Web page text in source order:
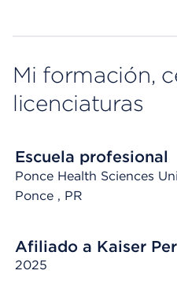
Mi formación,
licenciaturas
Escuela profesional
Ponce Health Sciences
Ponce , PR
Afiliado a Kaiser
2025